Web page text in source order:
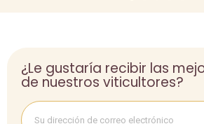
¿Le gustaría recibir las
de nuestros viticultores?